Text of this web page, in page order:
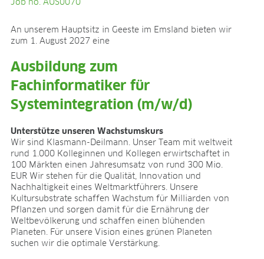
Ökologischer Anbau
Jungpflanzenanzucht
Topfkräuter
Beet- und Balkonpflanzen
Topfpflanzen
Containerpflanzen
Forstpflanzen
Beerenobst
Qualitätserden für den Fachhandel
Sphagnum für Orchideen
UNTERNEHMEN
Über uns
Standorte
Zahlen & Fakten
Job no. AUS0070
An unserem Hauptsitz in Geeste im Emsland bieten wir
zum 1. August 2027 eine
Ausbildung zum
Fachinformatiker für
Systemintegration (m/w/d)
Unterstütze unseren Wachstumskurs
Wir sind Klasmann-Deilmann. Unser Team mit weltweit
rund 1.000 Kolleginnen und Kollegen erwirtschaftet in
100 Märkten einen Jahresumsatz von rund 300 Mio.
EUR Wir stehen für die Qualität, Innovation und
Nachhaltigkeit eines Weltmarktführers. Unsere
Kultursubstrate schaffen Wachstum für Milliarden von
Pflanzen und sorgen damit für die Ernährung der
Weltbevölkerung und schaffen einen blühenden
Planeten. Für unsere Vision eines grünen Planeten
suchen wir die optimale Verstärkung.